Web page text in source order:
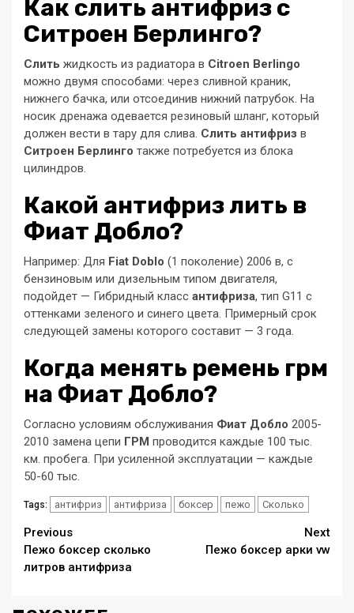
Как слить антифриз с
Ситроен Берлинго?
Слить жидкость из радиатора в Citroen Berlingo
можно двумя способами: через сливной краник,
нижнего бачка, или отсоединив нижний патрубок. На
носик дренажа одевается резиновый шланг, который
должен вести в тару для слива. Слить антифриз в
Ситроен Берлинго также потребуется из блока
цилиндров.
Какой антифриз лить в
Фиат Добло?
Например: Для Fiat Doblo (1 поколение) 2006 в, с
бензиновым или дизельным типом двигателя,
подойдет — Гибридный класс антифриза, тип G11 с
оттенками зеленого и синего цвета. Примерный срок
следующей замены которого составит — 3 года.
Когда менять ремень грм
на Фиат Добло?
Согласно условиям обслуживания Фиат Добло 2005-
2010 замена цепи ГРМ проводится каждые 100 тыс.
км. пробега. При усиленной эксплуатации — каждые
50-60 тыс.
Tags: антифриз антифриза боксер пежо Сколько
Continue
Reading
Previous
Пежо боксер сколько
литров антифриза
Next
Пежо боксер арки vw